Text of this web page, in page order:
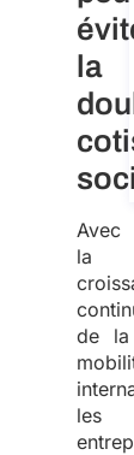
la
Avec
la
de la
les